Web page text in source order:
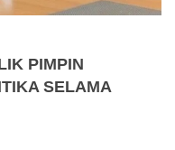
PIMPIN
SELAMA